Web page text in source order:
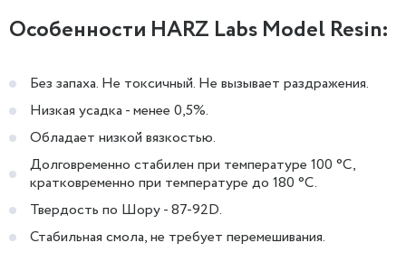
Особенности HARZ Labs Model Resin:
Без запаха. Не токсичный. Не вызывает раздражения.
Низкая усадка - менее 0,5%.
Обладает низкой вязкостью.
Долговременно стабилен при температуре 100 °С,
кратковременно при температуре до 180 °С.
Твердость по Шору - 87-92D.
Стабильная смола, не требует перемешивания.